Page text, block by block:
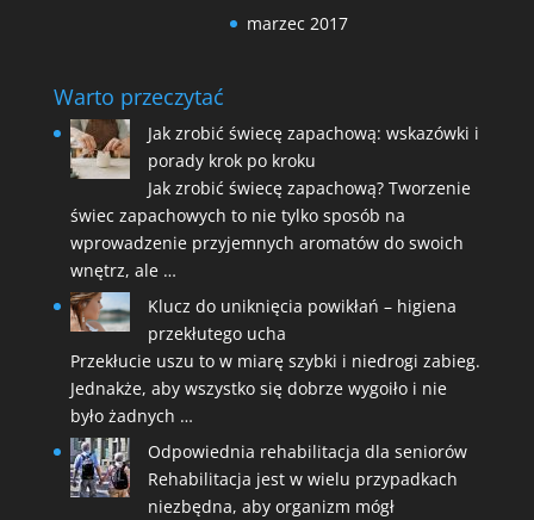
marzec 2017
Warto przeczytać
Jak zrobić świecę zapachową: wskazówki i
porady krok po kroku
Jak zrobić świecę zapachową? Tworzenie
świec zapachowych to nie tylko sposób na
wprowadzenie przyjemnych aromatów do swoich
wnętrz, ale …
Klucz do uniknięcia powikłań – higiena
przekłutego ucha
Przekłucie uszu to w miarę szybki i niedrogi zabieg.
Jednakże, aby wszystko się dobrze wygoiło i nie
było żadnych …
Odpowiednia rehabilitacja dla seniorów
Rehabilitacja jest w wielu przypadkach
niezbędna, aby organizm mógł